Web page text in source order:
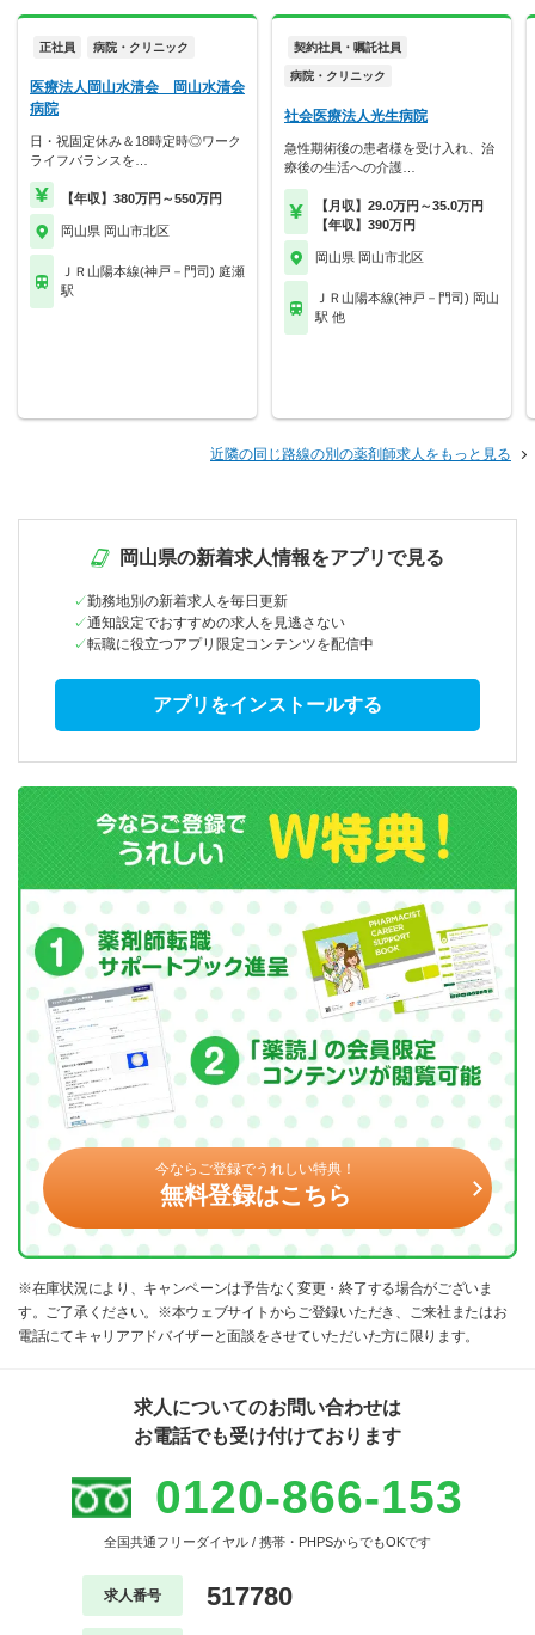
正社員 病院・クリニック
医療法人岡山水清会 岡山水清会
病院
日・祝固定休み＆18時定時◎ワーク
ライフバランスを…
【年収】380万円～550万円
岡山県 岡山市北区
ＪＲ山陽本線(神戸－門司) 庭瀬
駅
契約社員・嘱託社員
病院・クリニック
社会医療法人光生病院
急性期術後の患者様を受け入れ、治
療後の生活への介護…
【月収】29.0万円～35.0万円
【年収】390万円
岡山県 岡山市北区
ＪＲ山陽本線(神戸－門司) 岡山
駅 他
近隣の同じ路線の別の薬剤師求人をもっと見る
岡山県の新着求人情報をアプリで見る
勤務地別の新着求人を毎日更新
通知設定でおすすめの求人を見逃さない
転職に役立つアプリ限定コンテンツを配信中
アプリをインストールする
今ならご登録でうれしい特典！
無料登録はこちら
※在庫状況により、キャンペーンは予告なく変更・終了する場合がございま
す。ご了承ください。※本ウェブサイトからご登録いただき、ご来社またはお
電話にてキャリアアドバイザーと面談をさせていただいた方に限ります。
求人についてのお問い合わせは
お電話でも受け付けております
0120-866-153
全国共通フリーダイヤル / 携帯・PHPSからでもOKです
求人番号 517780